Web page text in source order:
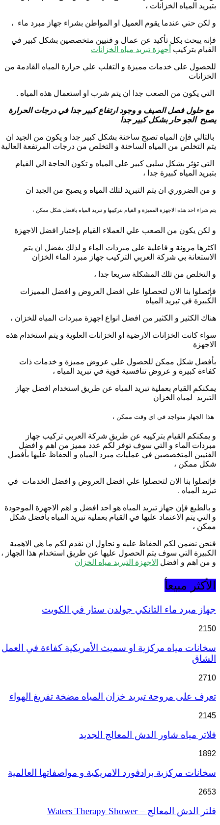
بتبريد المياه الخزانات ،
و لكن حتي عندما يقوم العميل او المواطن بشراء جهاز مبرد ماء ،
فإنه يبحث بكل تأكيد عن عمال و فنيين متخصصين بشكل كبير في
القيام بتركيب أجهزة تبريد مياه الخزانات
للحصول علي خدمات مميزة و التغلب علي حرارة المياه القادمة من
الخزانات
التي يكون من الصعب جدا ان يتم شرب او استعمال هذه المياه .
مع حلول فصل الصيف و وجود ارتفاع كبير جدا في درجات الحرارة
يصبح الجو حار بشكل كبير جدا
بالتالي فإن المياه تصبح ساخنة بشكل كبير جدا و يكون من الجيد ان
يتم التخلص من المياه الساخنة و التخلص من درجات المرتفعة العالية
التي تؤثر بشكل سلبي كبير علي المياه و تكون الحاجة الي القيام
بتبريد المياه كبيرة جدا ،
و من الضروري ان يتم التبريد لتلك المياه و يصبح من الجيد ان
يتم شراء احد هذه الاجهزة المميزة و القيام بتركيبها و تبريد المياه بافضل شكل ممكن ،
و لكن يكون من الصعب علي العملاء القيام بإختيار افضل الاجهزة
اكثرها مرونة و فاعلية علي مبردات الماء و لذلك يفضل ان يتم
الاستعانة بي شركة العربي التركيب جهاز مبرد الماء الخزان
و التخلص من تلك المشكلة سريعا جدا ،
فإتصلوا بنا الان لتحصلوا علي افضل العروض و افضل المميزات
الكبيرة في تبريد المياه
هناك الكثير و الكثير من افضل انواع اجهزة مبردات المياه للخزان ،
سواء كانت الخزانات الارضية او الخزانات العلوية و يتم استخدام هذه
الاجهزة
بأفضل شكل ممكن للحصول علي عروض مميزة و خدمات ذات
كفاءة كبيرة و عروض تنافسية قوية في تبريد المياه ،
يمكنكم القيام بعملية تبريد المياه عن طريق استخدام افضل جهاز
التبريد لمياه الخزان
هذا الجهاز متواجد في اي وقت ممكن ،
و يمكنكم القيام بتركيبه عن طريق شركة العربي تركيب جهاز
مبردات الماء و التي سوف توفر لكم عدد مميز من اهم و افضل
الفنيين المتخصصين في عمليات مبرد المياه و الحفاظ عليها بأفضل
شكل ممكن ،
فإتصلوا بنا الان لتحصلوا علي افضل العروض و افضل الخدمات في
تبريد المياه .
و بالطبع فإن جهاز تبريد المياه هو احد افضل و اهم الاجهزة الموجودة
و التي يتم الاعتماد عليها في القيام بعملية تبريد المياه بأفضل شكل
ممكن ،
فنحن نضمن لكم الحفاظ عليه و نحاول ان نقدم لكم ما هي الاهمية
الكبيرة التي سوف يتم الحصول عليها عن طريق استخدام هذا الجهاز ،
و من اهم و افضل الاجهزة التبريد مياه الخزان
الأكثر مبيعأ
جهاز مبرد ماء التانكي جولدن ستار في الكويت
2150
سخانات مياه مركزية او سميث الأمريكية كفاءة في العمل
الشاق
2710
تعرف على مروحة تبريد خزان المياه مضخة تفريغ الهواء
2145
فلاتر مياه شاور الدش المعالج الجديد
1892
سخانات مركزية برادفورد الامريكية و مواصفاتها العالمية
2653
فلتر الدش المعالج – Waters Therapy Shower